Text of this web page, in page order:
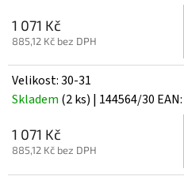
1 071 Kč
885,12 Kč bez DPH
Velikost: 30-31
Skladem (2 ks) | 144564/30 EAN:
1 071 Kč
885,12 Kč bez DPH